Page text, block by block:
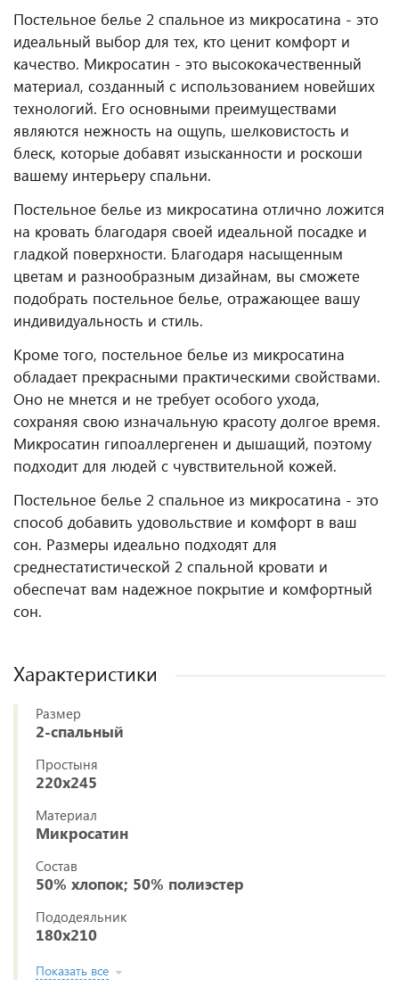
Постельное белье 2 спальное из микросатина - это
идеальный выбор для тех, кто ценит комфорт и
качество. Микросатин - это высококачественный
материал, созданный с использованием новейших
технологий. Его основными преимуществами
являются нежность на ощупь, шелковистость и
блеск, которые добавят изысканности и роскоши
вашему интерьеру спальни.
Постельное белье из микросатина отлично ложится
на кровать благодаря своей идеальной посадке и
гладкой поверхности. Благодаря насыщенным
цветам и разнообразным дизайнам, вы сможете
подобрать постельное белье, отражающее вашу
индивидуальность и стиль.
Кроме того, постельное белье из микросатина
обладает прекрасными практическими свойствами.
Оно не мнется и не требует особого ухода,
сохраняя свою изначальную красоту долгое время.
Микросатин гипоаллергенен и дышащий, поэтому
подходит для людей с чувствительной кожей.
Постельное белье 2 спальное из микросатина - это
способ добавить удовольствие и комфорт в ваш
сон. Размеры идеально подходят для
среднестатистической 2 спальной кровати и
обеспечат вам надежное покрытие и комфортный
сон.
Характеристики
Размер
2-спальный
Простыня
220x245
Материал
Микросатин
Состав
50% хлопок; 50% полиэстер
Пододеяльник
180x210
Показать все